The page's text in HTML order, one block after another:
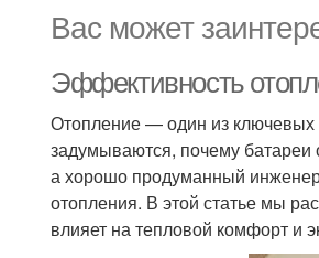
Вас может
Эффективность
Отопление — один из ключевых
задумываются, почему батареи
а хорошо продуманный
отопления. В этой статье мы
влияет на тепловой комфорт и